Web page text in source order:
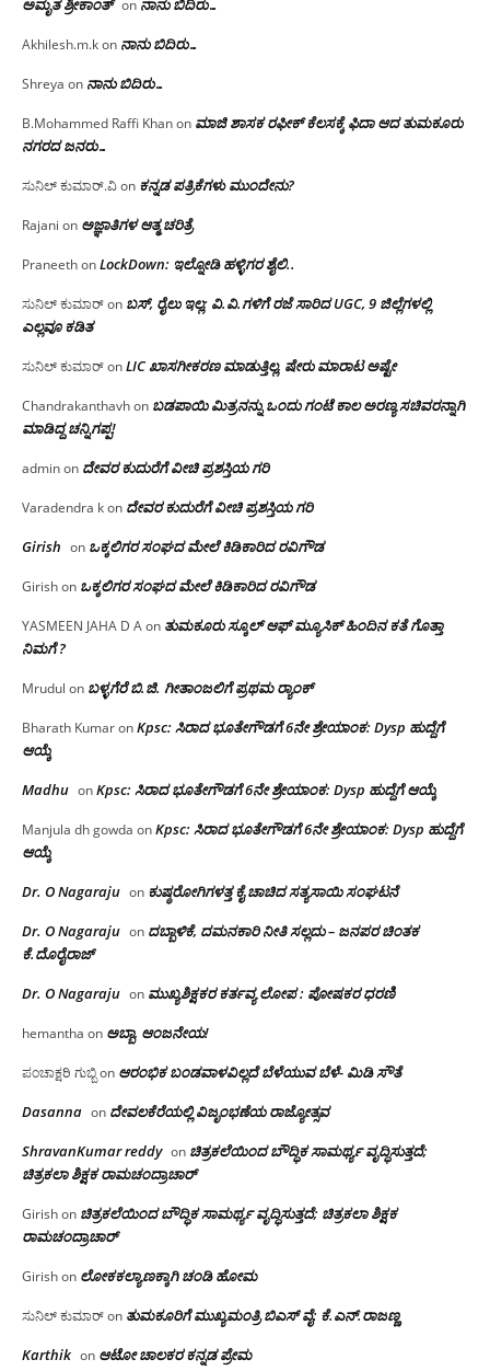
ಅಮೃತ ಶ್ರೀಕಾಂತ್ on ನಾನು ಬಿದಿರು…
Akhilesh.m.kon ನಾನು ಬಿದಿರು…
Shreya on ನಾನು ಬಿದಿರು…
B.Mohammed Raffi Khanon ಮಾಜಿ ಶಾಸಕ ರಫೀಕ್ ಕೆಲಸಕ್ಕೆ ಫಿದಾ ಆದ ತುಮಕೂರು
ನಗರದ ಜನರು…
ಸುನಿಲ್ ಕುಮಾರ್.ವಿon ಕನ್ನಡ ಪತ್ರಿಕೆಗಳು ಮುಂದೇನು?
Rajani on ಅಜ್ಞಾತಿಗಳ ಆತ್ಮ ಚರಿತ್ರೆ
PraneethonLockDown: ಇಲ್ನೋಡಿ ಹಳ್ಳಿಗರ ಶೈಲಿ..
ಸುನಿಲ್ ಕುಮಾರ್on ಬಸ್, ರೈಲು ಇಲ್ಲ; ವಿ.ವಿ.ಗಳಿಗೆ ರಜೆ ಸಾರಿದ UGC, 9 ಜಿಲ್ಲೆಗಳಲ್ಲಿ
ಎಲ್ಲವೂ ಕಡಿತ
ಸುನಿಲ್ ಕುಮಾರ್onLIC ಖಾಸಗೀಕರಣ ಮಾಡುತ್ತಿಲ್ಲ, ಷೇರು ಮಾರಾಟ ಅಷ್ಟೇ
Chandrakanthavhon ಬಡಪಾಯಿ ಮಿತ್ರನನ್ನು ಒಂದು ಗಂಟೆ ಕಾಲ ಅರಣ್ಯ ಸಚಿವರನ್ನಾಗಿ
ಮಾಡಿದ್ದ ಚನ್ನಿಗಪ್ಪ!
adminon ದೇವರ ಕುದುರೆಗೆ ವೀಚಿ ಪ್ರಶಸ್ತಿಯ ಗರಿ
Varadendra kon ದೇವರ ಕುದುರೆಗೆ ವೀಚಿ ಪ್ರಶಸ್ತಿಯ ಗರಿ
Girish on ಒಕ್ಕಲಿಗರ ಸಂಘದ ಮೇಲೆ ಕಿಡಿಕಾರಿದ ರವಿಗೌಡ
Girishon ಒಕ್ಕಲಿಗರ ಸಂಘದ ಮೇಲೆ ಕಿಡಿಕಾರಿದ ರವಿಗೌಡ
YASMEEN JAHA D Aon ತುಮಕೂರು ಸ್ಕೂಲ್ ಆಫ್ ಮ್ಯೂಸಿಕ್ ಹಿಂದಿನ ಕತೆ ಗೊತ್ತಾ
ನಿಮಗೆ ?
Mrudul on ಬಳ್ಳಗೆರೆ ಬಿ.ಜಿ. ಗೀತಾಂಜಲಿಗೆ ಪ್ರಥಮ ರ‌್ಯಾಂಕ್
Bharath KumaronKpsc: ಸಿರಾದ ಭೂತೇಗೌಡಗೆ 6ನೇ ಶ್ರೇಯಾಂಕ: Dysp ಹುದ್ದೆಗೆ
ಆಯ್ಕೆ
Madhu onKpsc: ಸಿರಾದ ಭೂತೇಗೌಡಗೆ 6ನೇ ಶ್ರೇಯಾಂಕ: Dysp ಹುದ್ದೆಗೆ ಆಯ್ಕೆ
Manjula dh gowda onKpsc: ಸಿರಾದ ಭೂತೇಗೌಡಗೆ 6ನೇ ಶ್ರೇಯಾಂಕ: Dysp ಹುದ್ದೆಗೆ
ಆಯ್ಕೆ
Dr. O Nagaraju on ಕುಷ್ಠರೋಗಿಗಳತ್ತ ಕೈ ಚಾಚಿದ ಸತ್ಯಸಾಯಿ ಸಂಘಟನೆ
Dr. O Nagaraju on ದಬ್ಬಾಳಿಕೆ, ದಮನಕಾರಿ ನೀತಿ ಸಲ್ಲದು – ಜನಪರ ಚಿಂತಕ
ಕೆ.ದೊರೈರಾಜ್
Dr. O Nagaraju on ಮುಖ್ಯಶಿಕ್ಷಕರ ಕರ್ತವ್ಯ ಲೋಪ : ಪೋಷಕರ ಧರಣಿ
hemantha on ಅಬ್ಬಾ, ಆಂಜನೇಯ!
ಪಂಚಾಕ್ಷರಿ ಗುಬ್ಬಿon ಆರಂಭಿಕ ಬಂಡವಾಳವಿಲ್ಲದೆ ಬೆಳೆಯುವ ಬೆಳೆ- ಮಿಡಿ ಸೌತೆ
Dasanna on ದೇವಲಕೆರೆಯಲ್ಲಿ ವಿಜೃಂಭಣೆಯ ರಾಜ್ಯೋತ್ಸವ
ShravanKumar reddy on ಚಿತ್ರಕಲೆಯಿಂದ ಬೌದ್ಧಿಕ ಸಾಮರ್ಥ್ಯ ವೃದ್ಧಿಸುತ್ತದೆ;
ಚಿತ್ರಕಲಾ ಶಿಕ್ಷಕ ರಾಮಚಂದ್ರಾಚಾರ್
Girishon ಚಿತ್ರಕಲೆಯಿಂದ ಬೌದ್ಧಿಕ ಸಾಮರ್ಥ್ಯ ವೃದ್ಧಿಸುತ್ತದೆ; ಚಿತ್ರಕಲಾ ಶಿಕ್ಷಕ
ರಾಮಚಂದ್ರಾಚಾರ್
Girishon ಲೋಕಕಲ್ಯಾಣಕ್ಕಾಗಿ ಚಂಡಿ ಹೋಮ
ಸುನಿಲ್ ಕುಮಾರ್on ತುಮಕೂರಿಗೆ ಮುಖ್ಯಮಂತ್ರಿ ಬಿಎಸ್ ವೈ: ಕೆ.ಎನ್.ರಾಜಣ್ಣ
Karthik on ಆಟೋ ಚಾಲಕರ ಕನ್ನಡ ಪ್ರೇಮ